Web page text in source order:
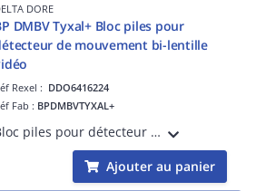
DORE
DMBV Tyxal+ Bloc piles pour
de mouvement bi-lentille
Rexel : DDO6416224
Fab : BPDMBVTYXAL+
Bloc piles pour détecteur de mouvement bi-lentille vidéo
Ajouter au panier